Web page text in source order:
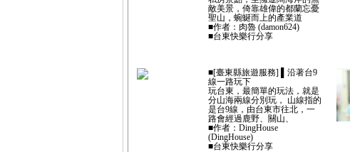
敵美景，倚靠雄偉的都蘭忘憂
聖山，蜿蜒而上的產業道
■作者：肉魯 (damon624)
■台東快樂行分享
■[臺東縣旅遊服務] ▌沿著台9
線一路玩下
玩台東，最簡單的玩法，就是
分山海兩線分別玩， 山線指的
是台9線，由台東市往北，一
路會經過鹿野、關山、
■作者：DingHouse
(DingHouse)
■台東快樂行分享